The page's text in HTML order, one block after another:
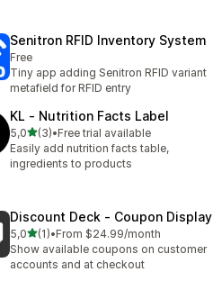
Senitron RFID Inventory System
Free
Tiny app adding Senitron RFID variant
metafield for RFID entry
KL ‑ Nutrition Facts Label
5,0/ 5 tähteä
(3)
3 arvostelua yhteensä
•Free trial available
Easily add nutrition facts table,
ingredients to products
Discount Deck ‑ Coupon Display
5,0/ 5 tähteä
(1)
1 arvostelua yhteensä
•From $24.99/month
Show available coupons on customer
accounts and at checkout